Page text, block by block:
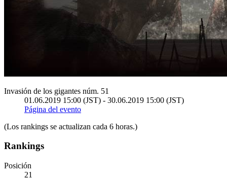
Invasión de los gigantes núm. 51
01.06.2019 15:00 (JST) - 30.06.2019 15:00 (JST)
Página del evento
(Los rankings se actualizan cada 6 horas.)
Rankings
Posición
21